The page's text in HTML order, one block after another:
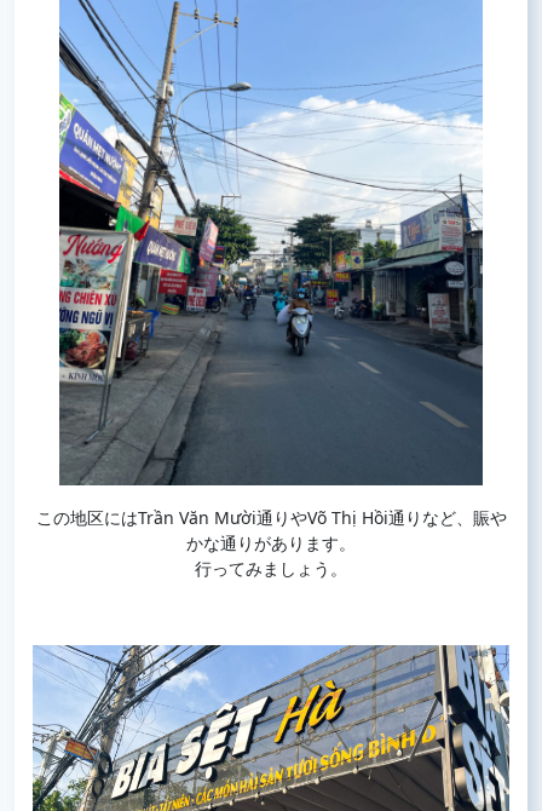
この地区にはTrần Văn Mười通りやVõ Thị Hồi通りなど、賑や
かな通りがあります。
行ってみましょう。